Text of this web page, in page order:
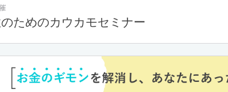
ためのカウカモセミナー